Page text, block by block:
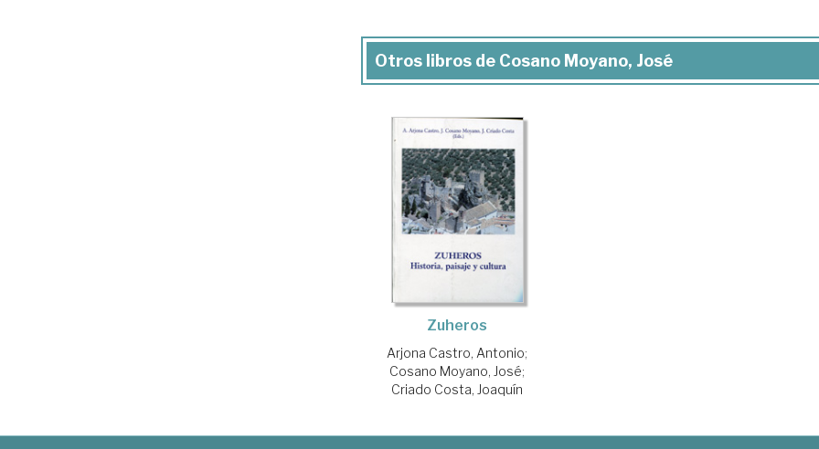
Otros libros de Cosano Moyano, José
Zuheros
Arjona Castro, Antonio;
Cosano Moyano, José;
Criado Costa, Joaquín